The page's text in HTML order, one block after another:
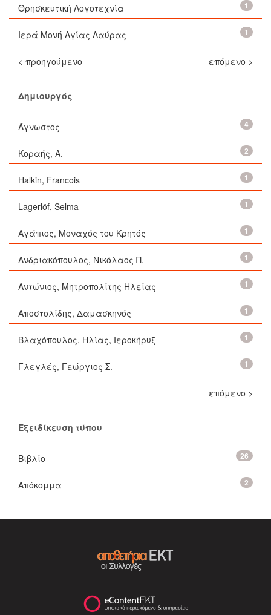
1
Θρησκευτική Λογοτεχνία
1
Ιερά Μονή Αγίας Λαύρας
< προηγούμενο επόμενο >
Δημιουργός
4
Άγνωστος
2
Κοραής, Α.
1
Halkin, Francois
1
Lagerlöf, Selma
1
Αγάπιος, Μοναχός του Κρητός
1
Ανδριακόπουλος, Νικόλαος Π.
1
Αντώνιος, Μητροπολίτης Ηλείας
1
Αποστολίδης, Δαμασκηνός
1
Βλαχόπουλος, Ηλίας, Ιεροκήρυξ
1
Γλεγλές, Γεώργιος Σ.
επόμενο >
Εξειδίκευση τύπου
26
Βιβλίο
2
Απόκομμα